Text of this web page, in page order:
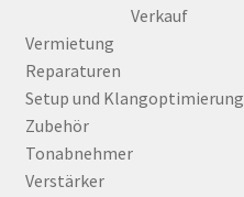
Verkauf
Vermietung
Reparaturen
Setup und Klangoptimierung
Zubehör
Tonabnehmer
Verstärker